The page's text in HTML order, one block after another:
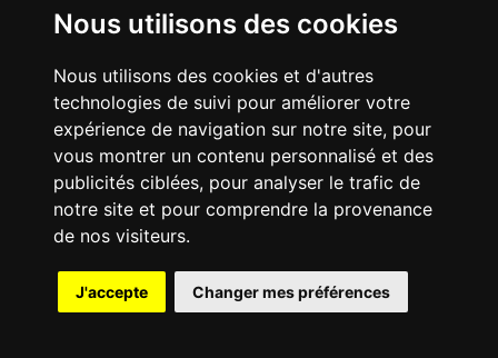
Nous utilisons des cookies
Nous utilisons des cookies et d'autres
technologies de suivi pour améliorer votre
expérience de navigation sur notre site, pour
vous montrer un contenu personnalisé et des
publicités ciblées, pour analyser le trafic de
notre site et pour comprendre la provenance
de nos visiteurs.
J'accepte Changer mes préférences
{{ID:EBURUM100}} ---CACHE---
© 2003-2029 - Tous droits réservés - Olivetti Media Communication